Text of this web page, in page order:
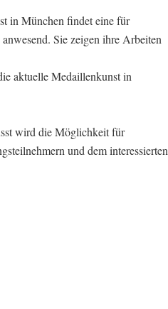
in München findet eine für
Sie zeigen ihre Arbeiten
aktuelle Medaillenkunst in
wird die Möglichkeit für
und dem interessierten